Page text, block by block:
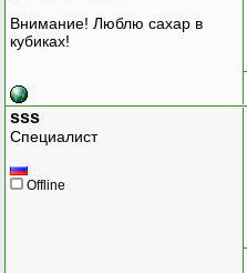
Внимание! Люблю сахар в
кубиках!
sss
Специалист
Offline